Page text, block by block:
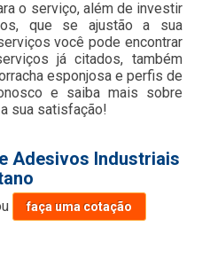
o serviço, além de investir
que se ajustão a sua
você pode encontrar
já citados, também
esponjosa e perfis de
e saiba mais sobre
sua satisfação!
Adesivos Industriais
faça uma cotação